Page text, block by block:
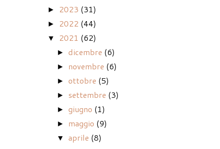
► 2023 (31)
► 2022 (44)
▼ 2021 (62)
►dicembre (6)
► novembre (6)
►ottobre (5)
► settembre (3)
►giugno (1)
► maggio (9)
▼ aprile (8)